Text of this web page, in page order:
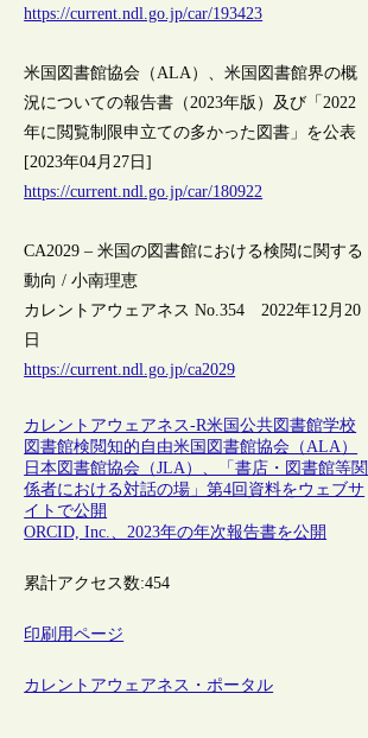
https://current.ndl.go.jp/car/193423
米国図書館協会（ALA）、米国図書館界の概
況についての報告書（2023年版）及び「2022
年に閲覧制限申立ての多かった図書」を公表
[2023年04月27日]
https://current.ndl.go.jp/car/180922
CA2029 – 米国の図書館における検閲に関する
動向 / 小南理恵
カレントアウェアネス No.354 2022年12月20
日
https://current.ndl.go.jp/ca2029
カレントアウェアネス-R米国公共図書館学校
図書館検閲知的自由米国図書館協会（ALA）
日本図書館協会（JLA）、「書店・図書館等関
係者における対話の場」第4回資料をウェブサ
イトで公開
ORCID, Inc.、2023年の年次報告書を公開
累計アクセス数:454
印刷用ページ
カレントアウェアネス・ポータル